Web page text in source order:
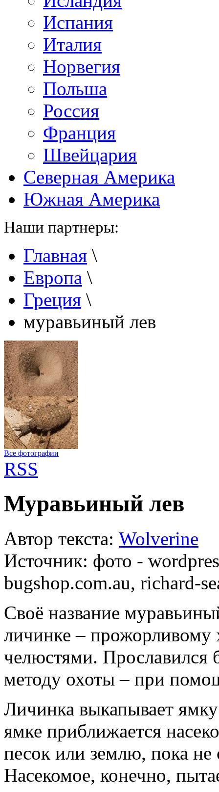
Испания
Италия
Норвегия
Польша
Россия
Франция
Швейцария
Северная Америка
Южная Америка
Наши партнеры:
Главная \
Европа \
Греция \
муравьиный лев
Все фотографии
RSS
Муравьиный лев
Автор текста: Wolverine
Источник: фото -
bugshop.com.au, richard-
Своё название
личинке –
челюстями. Прославился
методу охоты – при
Личинка выкапывает
ямке приближается
песок или землю, пока не
Насекомое, конечно,